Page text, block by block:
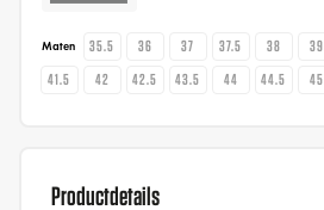
Maten 35.5 36 37 37.5 38 39
41.5
42 42.5 43.5 44 44.5 45
Productdetails